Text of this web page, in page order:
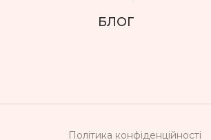
БЛОГ
Полiтика конфiденцiйностi